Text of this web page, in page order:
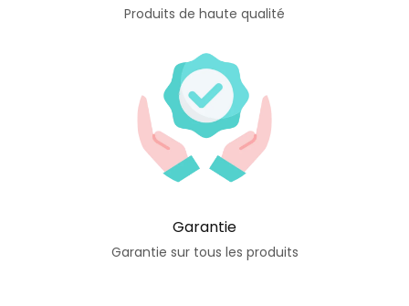
Produits de haute qualité
Garantie
Garantie sur tous les produits